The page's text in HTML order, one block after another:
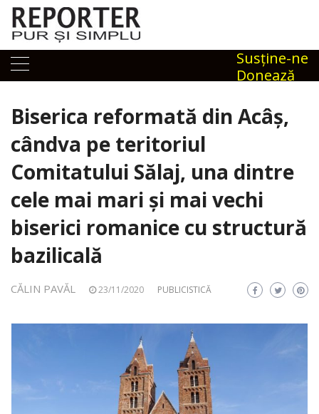
Skip
content
Susţine-ne
Donează
Biserica reformată din Acâș,
cândva pe teritoriul
Comitatului Sălaj, una dintre
cele mai mari și mai vechi
biserici romanice cu structură
bazilicală
CĂLIN PAVĂL 23/11/2020 PUBLICISTICĂ